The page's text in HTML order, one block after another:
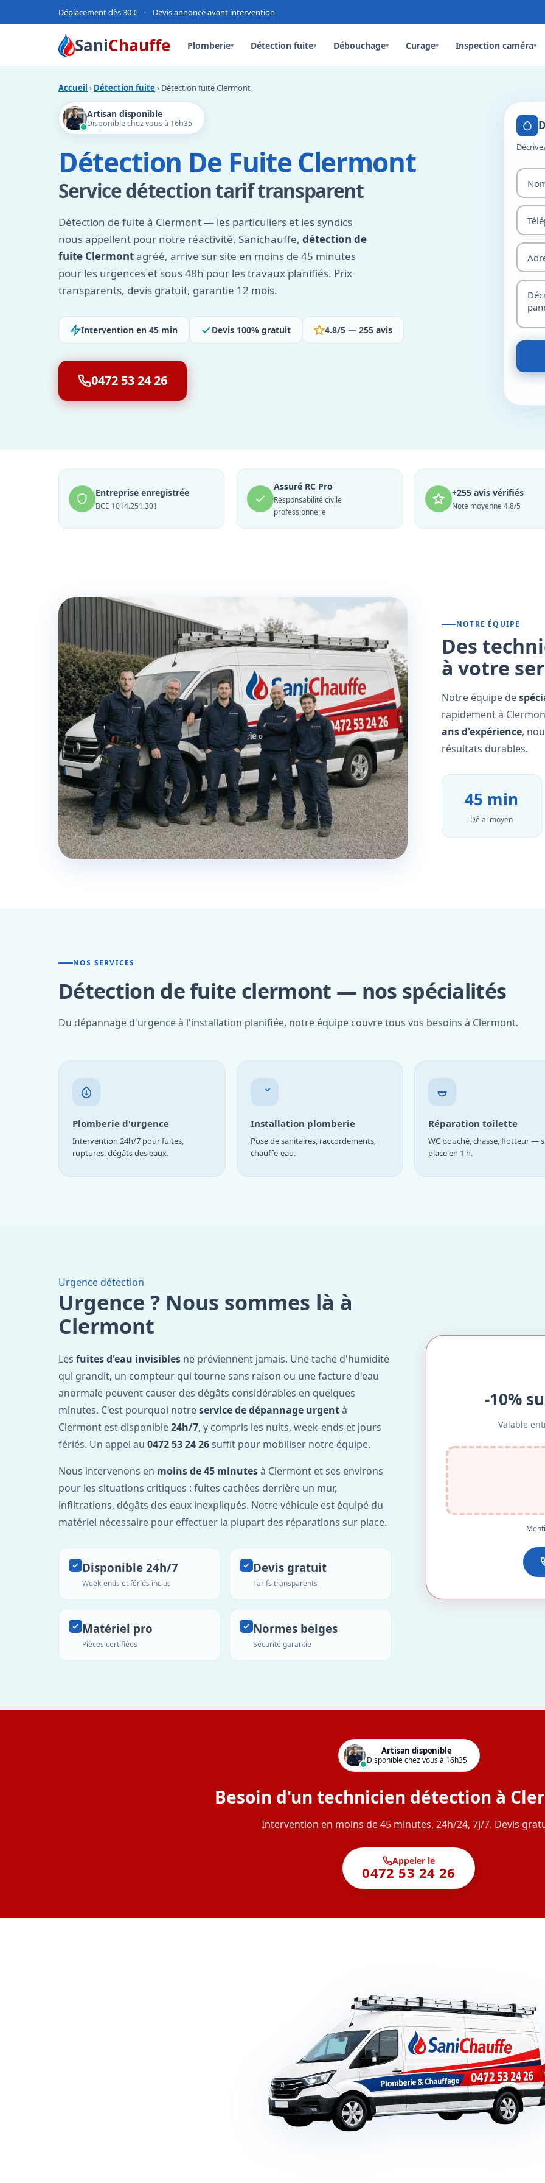
Déplacement dès 30 € • Devis annoncé avant intervention
SaniChauffe Plomberie▾ Détection fuite▾ Débouchage▾ Curage▾ Inspection caméra▾
Accueil › Détection fuite › Détection fuite Clermont
Artisan disponible
Disponible chez vous à 16h35
Détection De Fuite Clermont
Service détection tarif transparent
Détection de fuite à Clermont — les particuliers et les syndics
nous appellent pour notre réactivité. Sanichauffe, détection de
fuite Clermontagréé, arrive sur site en moins de 45 minutes
pour les urgences et sous 48h pour les travaux planifiés. Prix
transparents, devis gratuit, garantie 12 mois.
Intervention en 45 min Devis 100% gratuit 4.8/5 — 255 avis
0472 53 24 26
Entreprise enregistrée
BCE 1014.251.301
Assuré RC Pro
Responsabilité civile
professionnelle
+255 avis vérifiés
Note moyenne 4.8/5
NOTRE ÉQUIPE
Des
à votre
Notre équipe de
rapidement à
ans d'expérience,
résultats durables.
45 min
Délai moyen
NOS SERVICES
Détection de fuite clermont — nos spécialités
Du dépannage d'urgence à l'installation planifiée, notre équipe couvre tous vos besoins à Clermont.
Plomberie d'urgence
Intervention 24h/7 pour fuites,
ruptures, dégâts des eaux.
Installation plomberie
Pose de sanitaires, raccordements,
chauffe-eau.
Réparation toilette
WC bouché, chasse, flotteur —
place en 1 h.
Urgence détection
Urgence ? Nous sommes là à
Clermont
Les fuites d'eau invisibles ne préviennent jamais. Une tache d'humidité
qui grandit, un compteur qui tourne sans raison ou une facture d'eau
anormale peuvent causer des dégâts considérables en quelques
minutes. C'est pourquoi notreservice de dépannage urgentà
Clermont est disponible24h/7, y compris les nuits, week-ends et jours
fériés. Un appel au 0472 53 24 26suffit pour mobiliser notre équipe.
Nous intervenons en moins de 45 minutesà Clermont et ses environs
pour les situations critiques : fuites cachées derrière un mur,
infiltrations, dégâts des eaux inexpliqués. Notre véhicule est équipé du
matériel nécessaire pour effectuer la plupart des réparations sur place.
Disponible 24h/7
Week-ends et fériés inclus
Devis gratuit
Tarifs transparents
Matériel pro
Pièces certifiées
Normes belges
Sécurité garantie
-10%
Valable
Artisan disponible
Disponible chez vous à 16h35
Besoin d'un technicien détection à
Intervention en moins de 45 minutes, 24h/24, 7j/7. Devis
Appeler le
0472 53 24 26